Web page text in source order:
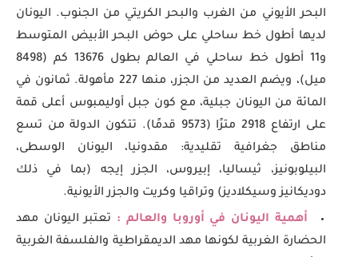
البحر الأيوني من الغرب والبحر الكريتي من الجنوب. اليونان
لديها أطول خط ساحلي على حوض البحر الأبيض المتوسط
و11 أطول خط ساحلي في العالم بطول 13676 كم (8498
ميل)، ويضم العديد من الجزر، منها 227 مأهولة. ثمانون في
المائة من اليونان جبلية، مع كون جبل أوليمبوس أعلى قمة
على ارتفاع 2918 مترًا (9573 قدمًا). تتكون الدولة من تسع
مناطق جغرافية تقليدية: مقدونيا، اليونان الوسطى،
البيلوبونيز، ثيساليا، إبيروس، الجزر إيجه (بما في ذلك
دوديكانيز وسيكلاديز) وتراقيا وكريت والجزر الأيونية.
أهمية اليونان في أوروبا والعالم : تعتبر اليونان مهد
الحضارة الغربية لكونها مهد الديمقراطية والفلسفة الغربية